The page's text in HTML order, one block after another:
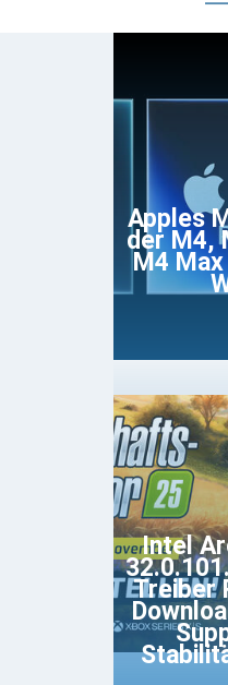
Apples
der M4,
M4
Intel
Treiber